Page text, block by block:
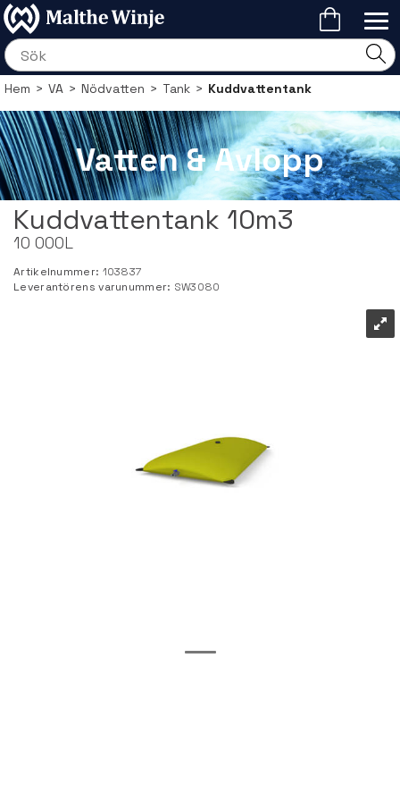
Hem>VA>Nödvatten>Tank>Kuddvattentank
Vatten & Avlopp
Kuddvattentank 10m3
10 000L
Artikelnummer: 103837
Leverantörens varunummer: SW3080